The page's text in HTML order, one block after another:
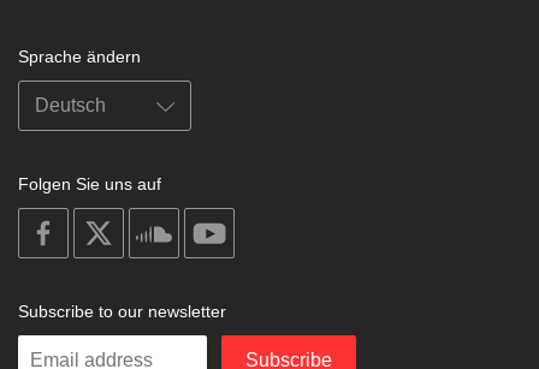
Sprache ändern
Folgen Sie uns auf
on
facebook
soundcloud
Subscribe to our newsletter
Enter
Subscribe